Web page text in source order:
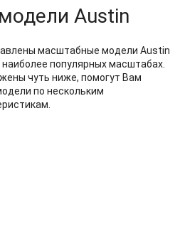
Austin
масштабные модели Austin
популярных масштабах.
чуть ниже, помогут Вам
по нескольким